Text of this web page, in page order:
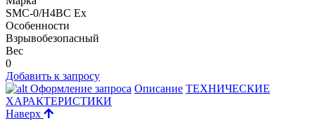
SMC-0/H4BC Ex
Особенности
Взрывобезопасный
Вес
0
Добавить к запросу
Оформление запроса Описание ТЕХНИЧЕСКИЕ
ХАРАКТЕРИСТИКИ
Наверх